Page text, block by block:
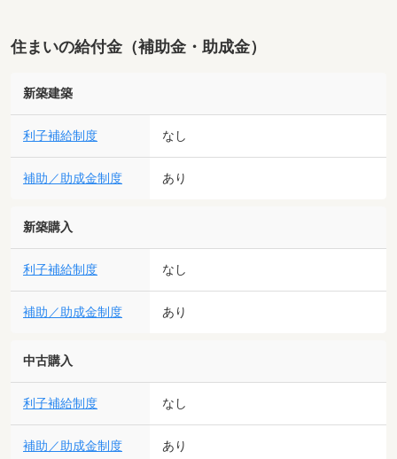
住まいの給付金（補助金・助成金）
新築建築
利子補給制度 なし
補助／助成金制度 あり
新築購入
利子補給制度 なし
補助／助成金制度 あり
中古購入
利子補給制度 なし
補助／助成金制度 あり